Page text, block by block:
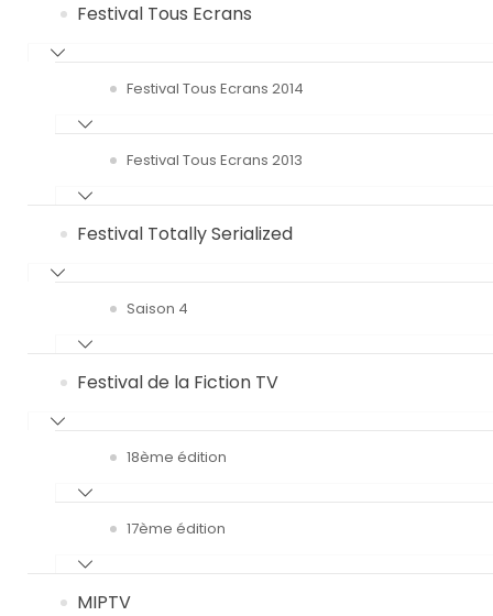
Festival Tous Ecrans
Festival Tous Ecrans 2014
Festival Tous Ecrans 2013
Festival Totally Serialized
Saison 4
Festival de la Fiction TV
18ème édition
17ème édition
MIPTV